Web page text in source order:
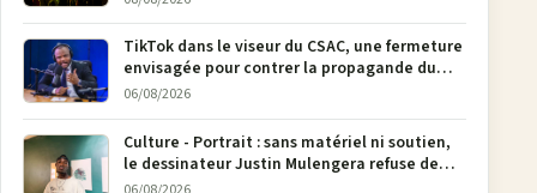
TikTok dans le viseur du CSAC, une fermeture
envisagée pour contrer la propagande du
M23
06/08/2026
Culture - Portrait : sans matériel ni soutien,
le dessinateur Justin Mulengera refuse de
poser son crayon